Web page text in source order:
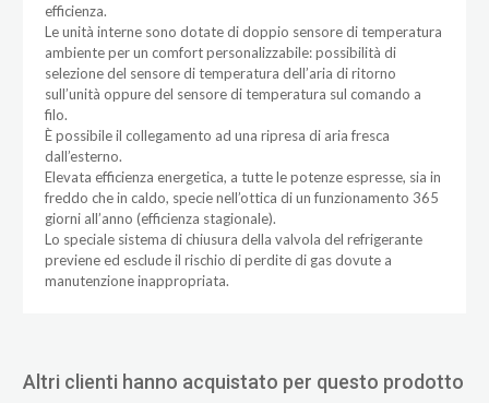
efficienza.
Le unità interne sono dotate di doppio sensore di temperatura
ambiente per un comfort personalizzabile: possibilità di
selezione del sensore di temperatura dell’aria di ritorno
sull’unità oppure del sensore di temperatura sul comando a
filo.
È possibile il collegamento ad una ripresa di aria fresca
dall’esterno.
Elevata efficienza energetica, a tutte le potenze espresse, sia in
freddo che in caldo, specie nell’ottica di un funzionamento 365
giorni all’anno (efficienza stagionale).
Lo speciale sistema di chiusura della valvola del refrigerante
previene ed esclude il rischio di perdite di gas dovute a
manutenzione inappropriata.
Altri clienti hanno acquistato per questo prodotto